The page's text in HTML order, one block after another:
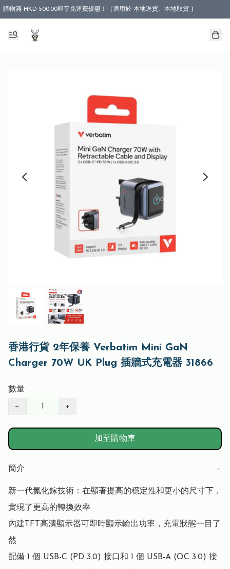
購物滿 HKD 500.00即享免運費優惠！（適用於 本地送貨、本地取貨 )
香港行貨 2年保養 Verbatim Mini GaN
Charger 70W UK Plug 插牆式充電器 31866
數量
− +
加至購物車
簡介 −
新一代氮化鎵技術：在顯著提高的穩定性和更小的尺寸下，
實現了更高的轉換效率
內建TFT高清顯示器可即時顯示輸出功率，充電狀態一目了
然
配備 1 個 USB-C (PD 3.0) 接口和 1 個 USB-A (QC 3.0) 接